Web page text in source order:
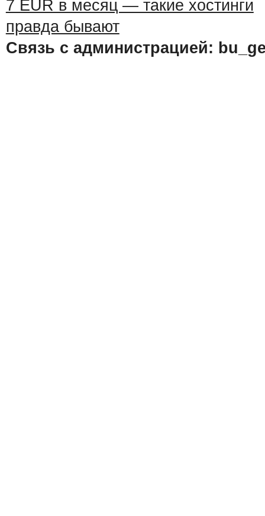
Связь с администрацией: